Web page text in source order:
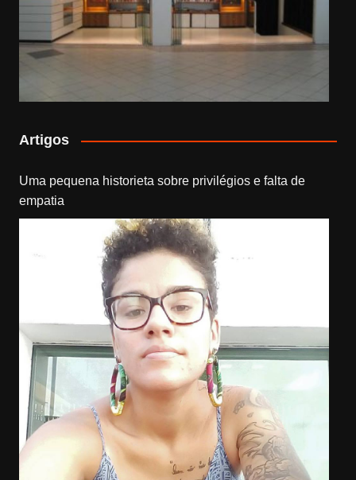
Artigos
Uma pequena historieta sobre privilégios e falta de
empatia